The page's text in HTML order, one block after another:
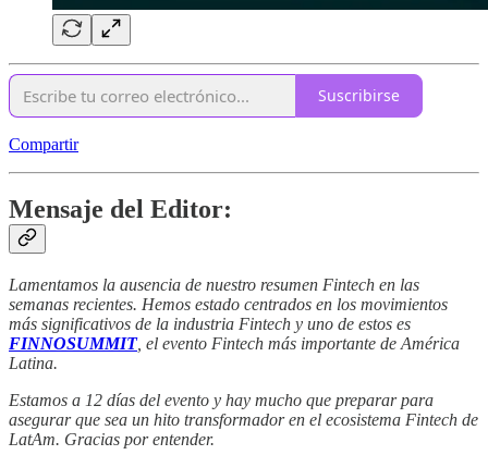
Suscribirse
Compartir
Mensaje del Editor:
Lamentamos la ausencia de nuestro resumen Fintech en las
semanas recientes. Hemos estado centrados en los movimientos
más significativos de la industria Fintech y uno de estos es
FINNOSUMMIT, el evento Fintech más importante de América
Latina.
Estamos a 12 días del evento y hay mucho que preparar para
asegurar que sea un hito transformador en el ecosistema Fintech de
LatAm. Gracias por entender.